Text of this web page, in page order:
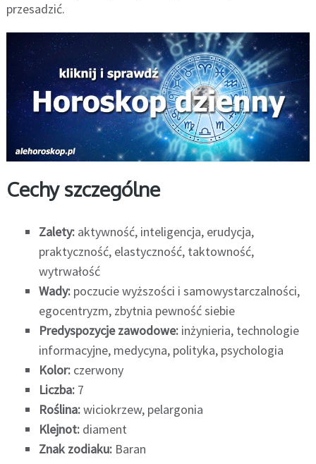
przesadzić.
Cechy szczególne
Zalety: aktywność, inteligencja, erudycja,
praktyczność, elastyczność, taktowność,
wytrwałość
Wady: poczucie wyższości i samowystarczalności,
egocentryzm, zbytnia pewność siebie
Predyspozycje zawodowe: inżynieria, technologie
informacyjne, medycyna, polityka, psychologia
Kolor: czerwony
Liczba: 7
Roślina:wiciokrzew, pelargonia
Klejnot: diament
Znak zodiaku: Baran